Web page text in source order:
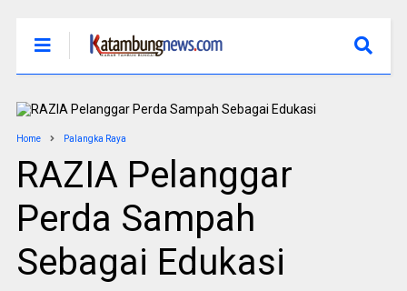
Home Palangka Raya
RAZIA Pelanggar
Perda Sampah
Sebagai Edukasi